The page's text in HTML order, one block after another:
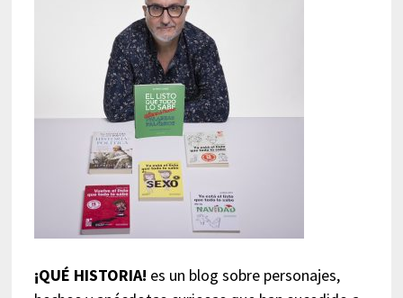
¡QUÉ HISTORIA! es un blog sobre personajes,